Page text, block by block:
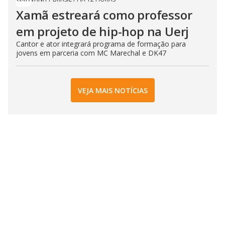
Xamã estreará como professor
em projeto de hip-hop na Uerj
Cantor e ator integrará programa de formação para
jovens em parceria com MC Marechal e DK47
VEJA MAIS NOTÍCIAS